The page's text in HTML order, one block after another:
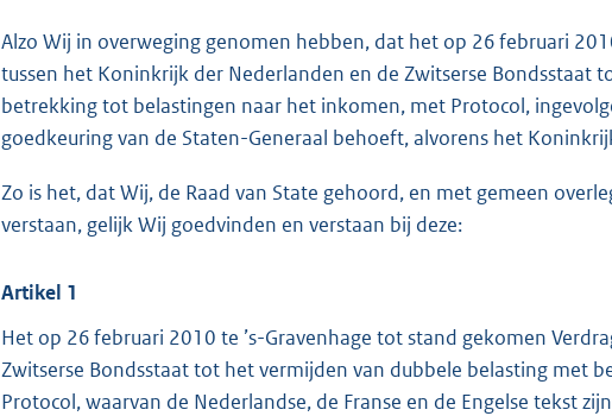
4
6
Alzo Wij in overweging genomen hebben, dat het op 26 februari
tussen het Koninkrijk der Nederlanden en de Zwitserse Bondsstaat
betrekking tot belastingen naar het inkomen, met Protocol,
goedkeuring van de Staten-Generaal behoeft, alvorens het
Zo is het, dat Wij, de Raad van State gehoord, en met gemeen
verstaan, gelijk Wij goedvinden en verstaan bij deze:
Artikel 1
Het op 26 februari 2010 te ’s-Gravenhage tot stand gekomen
Zwitserse Bondsstaat tot het vermijden van dubbele belasting met
Protocol, waarvan de Nederlandse, de Franse en de Engelse tekst